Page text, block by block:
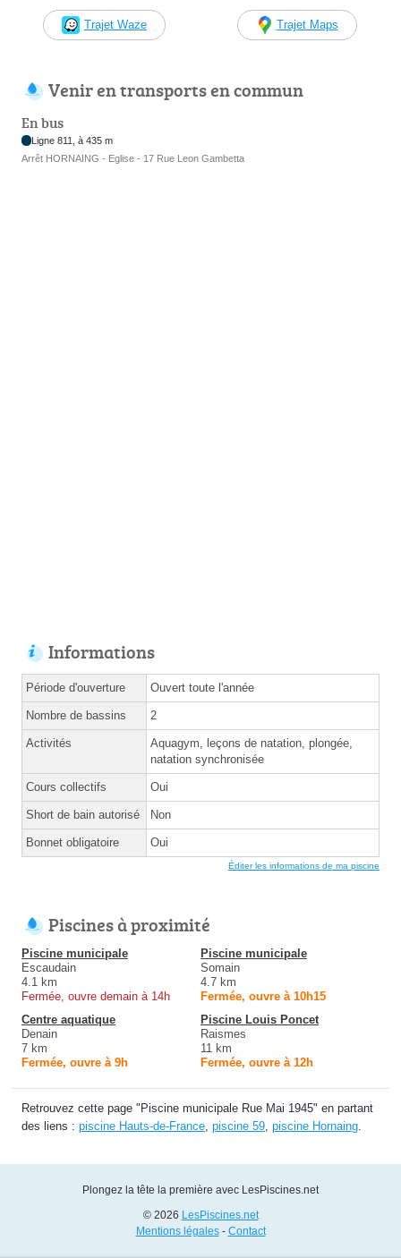
Trajet Waze Trajet Maps
Venir en transports en commun
En bus
Ligne 811, à 435 m
Arrêt HORNAING - Eglise - 17 Rue Leon Gambetta
Informations
Période d'ouverture Ouvert toute l'année
Nombre de bassins 2
Activités
Aquagym, leçons de natation, plongée,
natation synchronisée
Cours collectifs Oui
Short de bain autorisé Non
Bonnet obligatoire Oui
Éditer les informations de ma piscine
Piscines à proximité
Piscine municipale
Escaudain
4.1 km
Fermée, ouvre demain à 14h
Piscine municipale
Somain
4.7 km
Fermée, ouvre à 10h15
Centre aquatique
Denain
7 km
Fermée, ouvre à 9h
Piscine Louis Poncet
Raismes
11 km
Fermée, ouvre à 12h
Retrouvez cette page "Piscine municipale Rue Mai 1945" en partant
des liens : piscine Hauts-de-France piscine 59 piscine Hornaing
Plongez la tête la première avec LesPiscines.net
© 2026 LesPiscines.net
Mentions légales- Contact